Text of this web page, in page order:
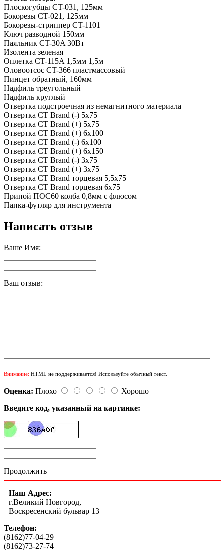
Плоскогубцы CT-031, 125мм
Бокорезы CT-021, 125мм
Бокорезы-стриппер CT-1101
Ключ разводной 150мм
Паяльник CT-30A 30Вт
Изолента зеленая
Оплетка CT-115A 1,5мм 1,5м
Оловоотсос CT-366 пластмассовый
Пинцет обратный, 160мм
Надфиль треугольный
Надфиль круглый
Отвертка подстроечная из немагнитного материала
Отвертка CT Brand (-) 5x75
Отвертка CT Brand (+) 5x75
Отвертка CT Brand (+) 6x100
Отвертка CT Brand (-) 6x100
Отвертка CT Brand (+) 6x150
Отвертка CT Brand (-) 3x75
Отвертка CT Brand (+) 3x75
Отвертка CT Brand торцевая 5,5х75
Отвертка CT Brand торцевая 6х75
Припой ПОС60 колба 0,8мм с флюсом
Папка-футляр для инструмента
Написать отзыв
Ваше Имя:
Ваш отзыв:
Внимание: HTML не поддерживается! Используйте обычный текст.
Оценка: Плохо
Хорошо
Введите код, указанный на картинке:
Продолжить
Наш Адрес:
г.Великий Новгород,
Воскресенский бульвар 13
Телефон:
(8162)77-04-29
(8162)73-27-74